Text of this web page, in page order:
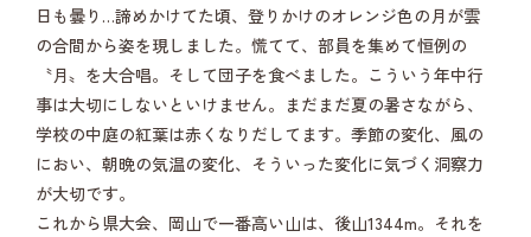
日も曇り…諦めかけてた頃、登りかけのオレンジ色の月が雲
の合間から姿を現しました。慌てて、部員を集めて恒例の
〝月〟を大合唱。そして団子を食べました。こういう年中行
事は大切にしないといけません。まだまだ夏の暑さながら、
学校の中庭の紅葉は赤くなりだしてます。季節の変化、風の
におい、朝晩の気温の変化、そういった変化に気づく洞察力
が大切です。
これから県大会、岡山で一番高い山は、後山1344m。それを